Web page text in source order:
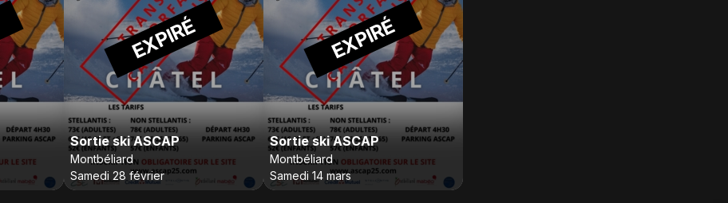
EXPIRÉ
Sortie ski ASCAP
Montbéliard
Samedi 28 février
EXPIRÉ
Sortie ski ASCAP
Montbéliard
Samedi 14 mars